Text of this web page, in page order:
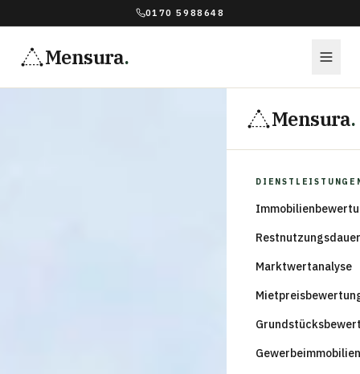
0170 5988648
Mensura.
Mensura.
Marktwertanalyse